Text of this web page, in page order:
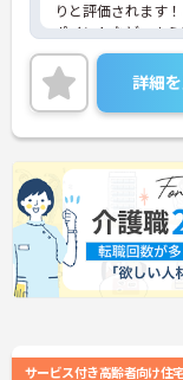
りと評価されます
ポイントなど、さ
軽にご相談くださ
詳細
サービス付き高齢者向け住